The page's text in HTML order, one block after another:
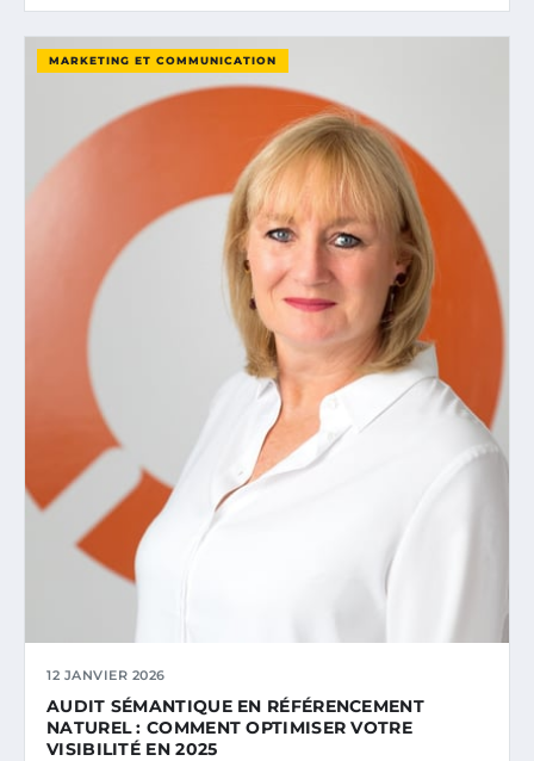
MARKETING ET COMMUNICATION
12 JANVIER 2026
AUDIT SÉMANTIQUE EN RÉFÉRENCEMENT
NATUREL : COMMENT OPTIMISER VOTRE
VISIBILITÉ EN 2025